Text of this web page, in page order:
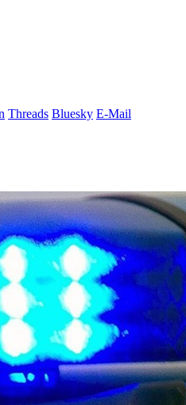
Threads Bluesky E-Mail